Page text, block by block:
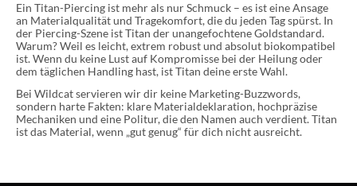
Ein Titan-Piercing ist mehr als nur Schmuck – es ist eine Ansage
an Materialqualität und Tragekomfort, die du jeden Tag spürst. In
der Piercing-Szene ist Titan der unangefochtene Goldstandard.
Warum? Weil es leicht, extrem robust und absolut biokompatibel
ist. Wenn du keine Lust auf Kompromisse bei der Heilung oder
dem täglichen Handling hast, ist Titan deine erste Wahl.
Bei Wildcat servieren wir dir keine Marketing-Buzzwords,
sondern harte Fakten: klare Materialdeklaration, hochpräzise
Mechaniken und eine Politur, die den Namen auch verdient. Titan
ist das Material, wenn „gut genug“ für dich nicht ausreicht.